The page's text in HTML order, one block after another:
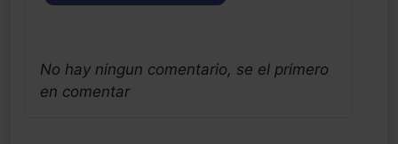
No hay ningun comentario, se el primero
en comentar